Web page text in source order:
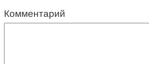
Комментарий